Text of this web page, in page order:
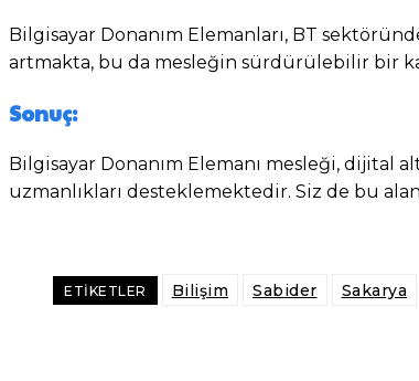
Bilgisayar Donanım Elemanları, BT
artmakta, bu da mesleğin sürdürülebilir bir
Sonuç:
Bilgisayar Donanım Elemanı mesleği, dijital
uzmanlıkları desteklemektedir. Siz de bu
ETIKETLER Bilişim Sabider Sakarya